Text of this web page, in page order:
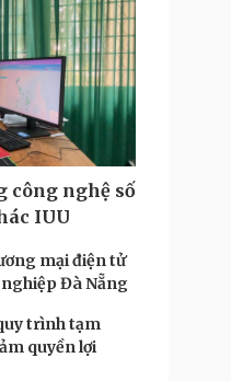
công nghệ số
IUU
mại điện tử
Đà Nẵng
trình tạm
quyền lợi